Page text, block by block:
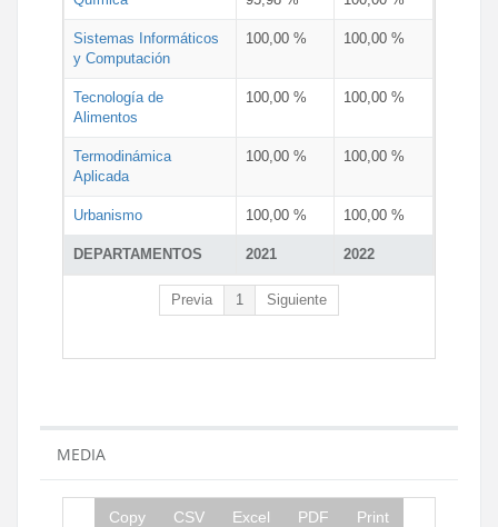
DEPARTAMENTOS 2021 2022
Sistemas Informáticos
y Computación
100,00 % 100,00 %
Tecnología de
Alimentos
100,00 % 100,00 %
Termodinámica
Aplicada
100,00 % 100,00 %
Urbanismo 100,00 % 100,00 %
Previa 1 Siguiente
MEDIA
Copy CSV Excel PDF Print